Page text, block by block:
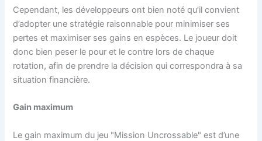
Cependant, les développeurs ont bien noté qu’il convient
d’adopter une stratégie raisonnable pour minimiser ses
pertes et maximiser ses gains en espèces. Le joueur doit
donc bien peser le pour et le contre lors de chaque
rotation, afin de prendre la décision qui correspondra à sa
situation financière.
Gain maximum
Le gain maximum du jeu "Mission Uncrossable" est d’une